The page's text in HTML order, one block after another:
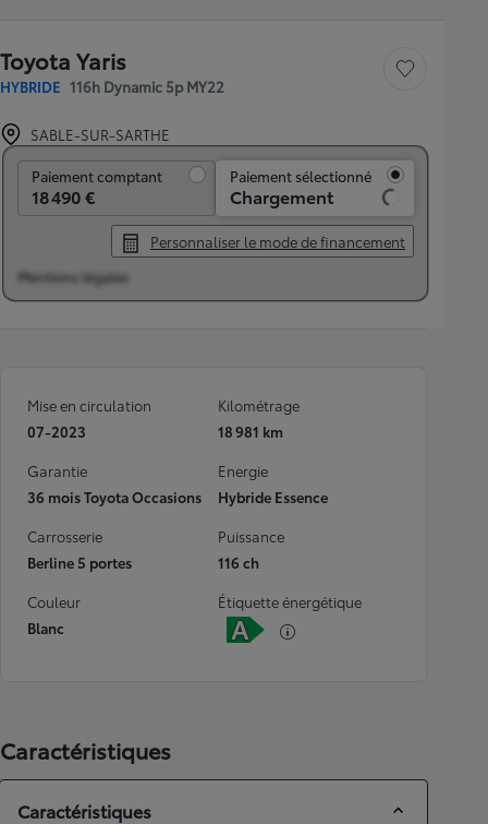
Toyota Yaris
HYBRIDE 116h Dynamic 5p MY22
Sauvegarder le
SABLE-SUR-SARTHE
Paiement comptant
18 490 €
Paiement sélectionné
Chargement
Personnaliser le mode de financement
Mentions légales
Mise en circulation
07-2023
Kilométrage
18 981 km
Garantie
36 mois Toyota Occasions
Energie
Hybride Essence
Carrosserie
Berline 5 portes
Puissance
116 ch
Couleur
Blanc
Étiquette énergétique
Caractéristiques
Caractéristiques